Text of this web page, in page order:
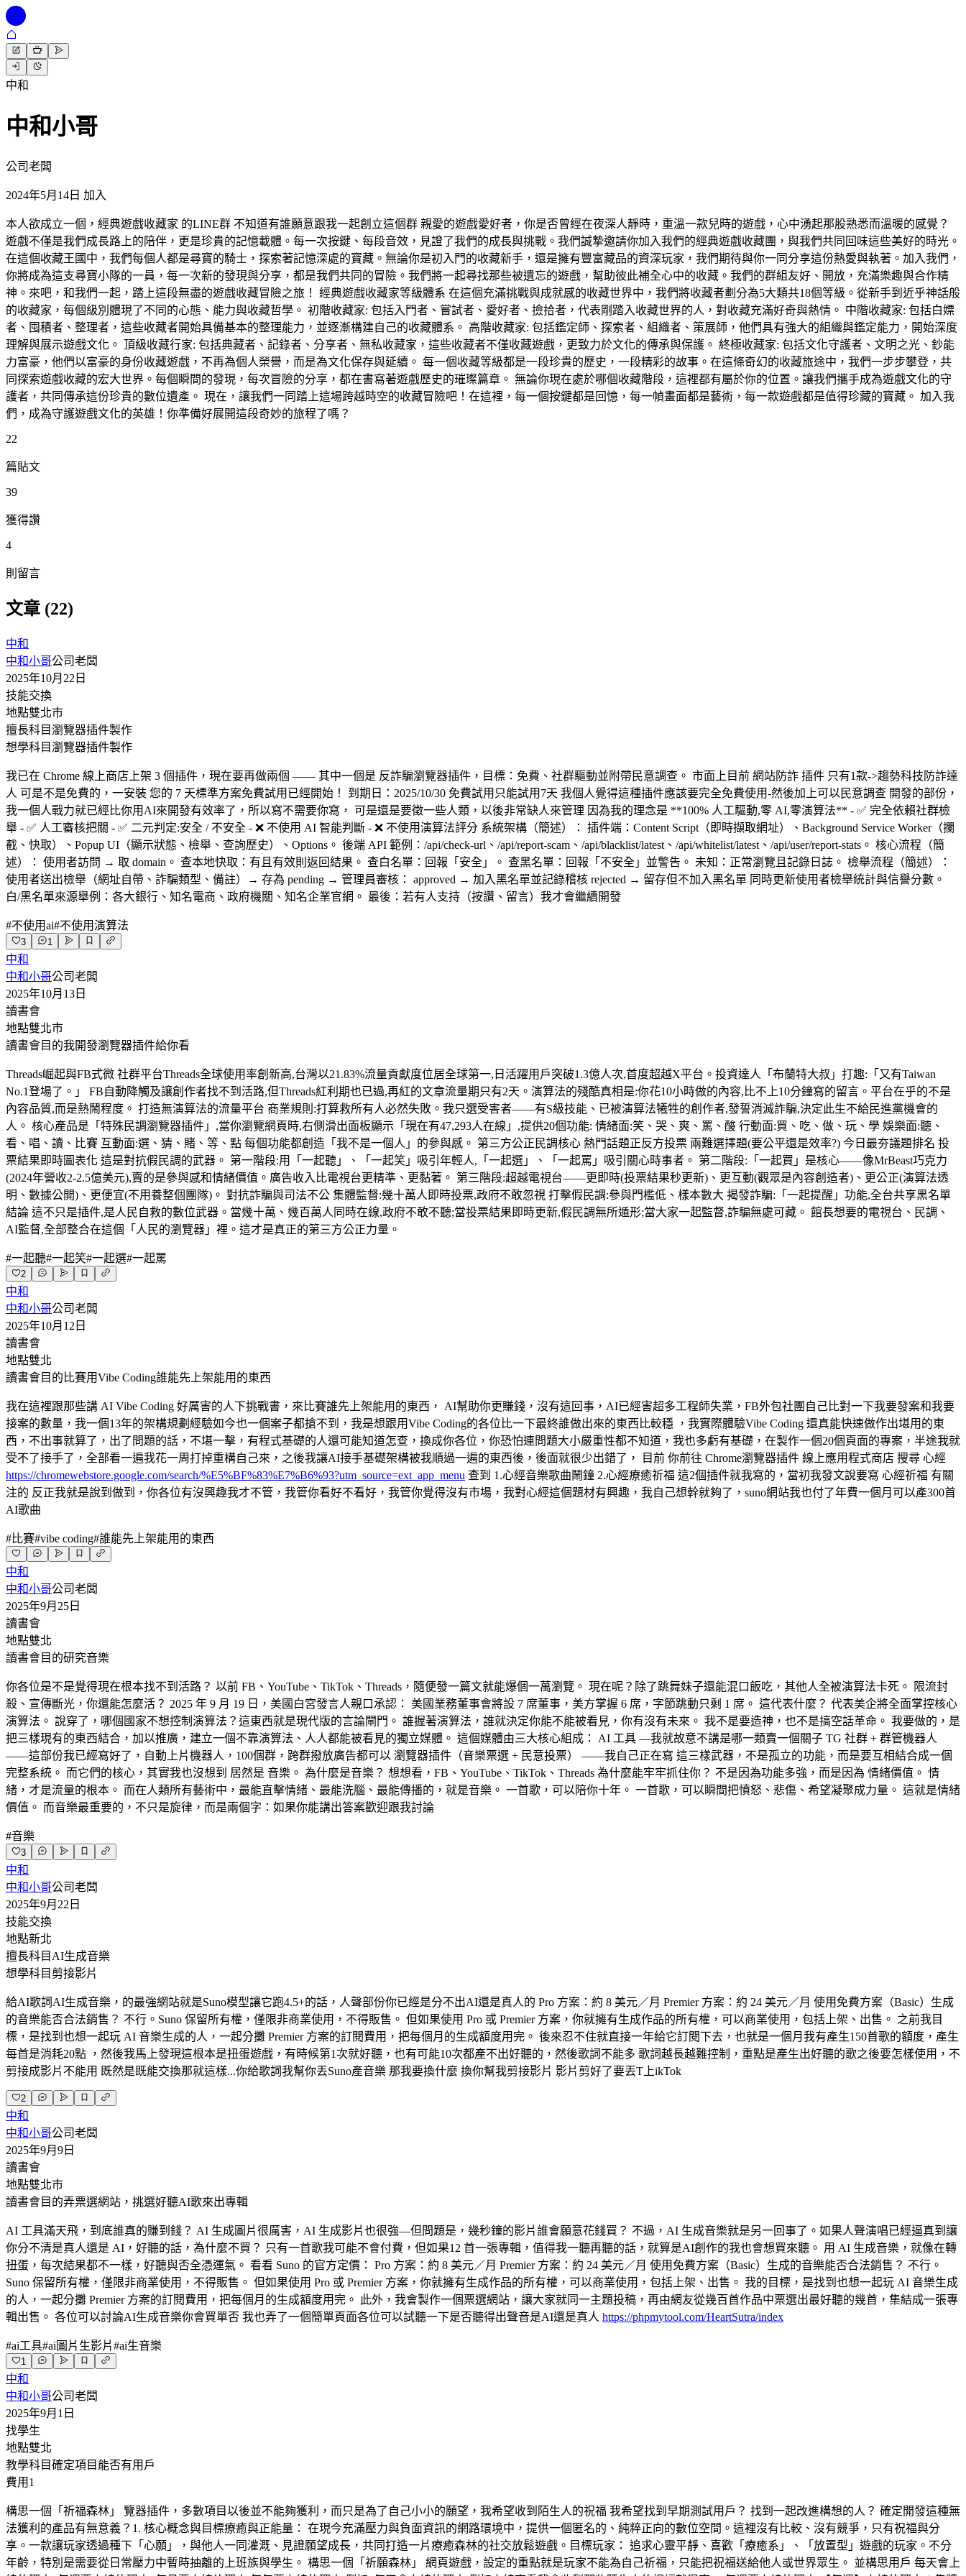
中和
中和小哥
公司老闆
2024年5月14日 加入
本人欲成立一個，經典遊戲收藏家 的LINE群 不知道有誰願意跟我一起創立這個群 親愛的遊戲愛好者，你是否曾經在夜深人靜時，重溫一款兒時的遊戲，心中湧起那股熟悉而溫暖的感覺？
遊戲不僅是我們成長路上的陪伴，更是珍貴的記憶載體。每一次按鍵、每段音效，見證了我們的成長與挑戰。我們誠摯邀請你加入我們的經典遊戲收藏團，與我們共同回味這些美好的時光。
在這個收藏王國中，我們每個人都是尋寶的騎士，探索著記憶深處的寶藏。無論你是初入門的收藏新手，還是擁有豐富藏品的資深玩家，我們期待與你一同分享這份熱愛與執著。加入我們，
你將成為這支尋寶小隊的一員，每一次新的發現與分享，都是我們共同的冒險。我們將一起尋找那些被遺忘的遊戲，幫助彼此補全心中的收藏。我們的群組友好、開放，充滿樂趣與合作精
神。來吧，和我們一起，踏上這段無盡的遊戲收藏冒險之旅！ 經典遊戲收藏家等級體系 在這個充滿挑戰與成就感的收藏世界中，我們將收藏者劃分為5大類共18個等級。從新手到近乎神話般
的收藏家，每個級別體現了不同的心態、能力與收藏哲學。 初階收藏家: 包括入門者、嘗試者、愛好者、撿拾者，代表剛踏入收藏世界的人，對收藏充滿好奇與熱情。 中階收藏家: 包括白嫖
者、囤積者、整理者，這些收藏者開始具備基本的整理能力，並逐漸構建自己的收藏體系。 高階收藏家: 包括鑑定師、探索者、組織者、策展師，他們具有強大的組織與鑑定能力，開始深度
理解與展示遊戲文化。 頂級收藏行家: 包括典藏者、記錄者、分享者、無私收藏家，這些收藏者不僅收藏遊戲，更致力於文化的傳承與保護。 終極收藏家: 包括文化守護者、文明之光、鈔能
力富豪，他們以富豪的身份收藏遊戲，不再為個人榮譽，而是為文化保存與延續。 每一個收藏等級都是一段珍貴的歷史，一段精彩的故事。在這條奇幻的收藏旅途中，我們一步步攀登，共
同探索遊戲收藏的宏大世界。每個瞬間的發現，每次冒險的分享，都在書寫著遊戲歷史的璀璨篇章。 無論你現在處於哪個收藏階段，這裡都有屬於你的位置。讓我們攜手成為遊戲文化的守
護者，共同傳承這份珍貴的數位遺產。 現在，讓我們一同踏上這場跨越時空的收藏冒險吧！在這裡，每一個按鍵都是回憶，每一幀畫面都是藝術，每一款遊戲都是值得珍藏的寶藏。 加入我
們，成為守護遊戲文化的英雄！你準備好展開這段奇妙的旅程了嗎？
22
篇貼文
39
獲得讚
4
則留言
文章 (22)
中和
中和小哥公司老闆
2025年10月22日
技能交換
地點雙北市
擅長科目瀏覽器插件製作
想學科目瀏覽器插件製作
我已在 Chrome 線上商店上架 3 個插件，現在要再做兩個 —— 其中一個是 反詐騙瀏覽器插件，目標：免費、社群驅動並附帶民意調查。 市面上目前 網站防詐 插件 只有1款->趨勢科技防詐達
人 可是不是免費的，一安裝 您的 7 天標準方案免費試用已經開始！ 到期日：2025/10/30 免費試用只能試用7天 我個人覺得這種插件應該要完全免費使用-然後加上可以民意調查 開發的部份，
我一個人戰力就已經比你用AI來開發有效率了，所以寫不需要你寫， 可是還是要徵一些人類，以後非常缺人來管理 因為我的理念是 **100% 人工驅動,零 AI,零演算法** - ✅ 完全依賴社群檢
舉 - ✅ 人工審核把關 - ✅ 二元判定:安全 / 不安全 - ❌ 不使用 AI 智能判斷 - ❌ 不使用演算法評分 系統架構（簡述）： 插件端：Content Script（即時擷取網址）、Background Service Worker（攔
截、快取）、Popup UI（顯示狀態、檢舉、查詢歷史）、Options。 後端 API 範例：/api/check-url、/api/report-scam、/api/blacklist/latest、/api/whitelist/latest、/api/user/report-stats。 核心流程（簡
述）： 使用者訪問 → 取 domain。 查本地快取：有且有效則返回結果。 查白名單：回報「安全」。 查黑名單：回報「不安全」並警告。 未知：正常瀏覽且記錄日誌。 檢舉流程（簡述）：
使用者送出檢舉（網址自帶、詐騙類型、備註）→ 存為 pending → 管理員審核： approved → 加入黑名單並記錄稽核 rejected → 留存但不加入黑名單 同時更新使用者檢舉統計與信譽分數。
白/黑名單來源舉例：各大銀行、知名電商、政府機關、知名企業官網。 最後：若有人支持（按讚、留言）我才會繼續開發
#不使用ai#不使用演算法
3 1
中和
中和小哥公司老闆
2025年10月13日
讀書會
地點雙北市
讀書會目的我開發瀏覽器插件給你看
Threads崛起與FB式微 社群平台Threads全球使用率創新高,台灣以21.83%流量貢獻度位居全球第一,日活躍用戶突破1.3億人次,首度超越X平台。投資達人「布蘭特大叔」打趣:「又有Taiwan
No.1登場了。」 FB自動降觸及讓創作者找不到活路,但Threads紅利期也已過,再紅的文章流量期只有2天。演算法的殘酷真相是:你花10小時做的內容,比不上10分鐘寫的留言。平台在乎的不是
內容品質,而是熱鬧程度。 打造無演算法的流量平台 商業規則:打算救所有人必然失敗。我只選受害者——有S級技能、已被演算法犧牲的創作者,發誓消滅詐騙,決定此生不給民進黨機會的
人。 核心產品是「特殊民調瀏覽器插件」,當你瀏覽網頁時,右側滑出面板顯示「現在有47,293人在線」,提供20個功能: 情緒面:笑、哭、爽、罵、酸 行動面:買、吃、做、玩、學 娛樂面:聽、
看、唱、讀、比賽 互動面:選、猜、賭、等、點 每個功能都創造「我不是一個人」的參與感。 第三方公正民調核心 熱門話題正反方投票 兩難選擇題(要公平還是效率?) 今日最夯議題排名 投
票結果即時圖表化 這是對抗假民調的武器。 第一階段:用「一起聽」、「一起笑」吸引年輕人,「一起選」、「一起罵」吸引關心時事者。 第二階段:「一起買」是核心——像MrBeast巧克力
(2024年營收2-2.5億美元),賣的是參與感和情緒價值。廣告收入比電視台更精準、更黏著。 第三階段:超越電視台——更即時(投票結果秒更新)、更互動(觀眾是內容創造者)、更公正(演算法透
明、數據公開)、更便宜(不用養整個團隊)。 對抗詐騙與司法不公 集體監督:幾十萬人即時投票,政府不敢忽視 打擊假民調:參與門檻低、樣本數大 揭發詐騙:「一起提醒」功能,全台共享黑名單
結論 這不只是插件,是人民自救的數位武器。當幾十萬、幾百萬人同時在線,政府不敢不聽;當投票結果即時更新,假民調無所遁形;當大家一起監督,詐騙無處可藏。 館長想要的電視台、民調、
AI監督,全部整合在這個「人民的瀏覽器」裡。這才是真正的第三方公正力量。
#一起聽#一起笑#一起選#一起罵
2
中和
中和小哥公司老闆
2025年10月12日
讀書會
地點雙北
讀書會目的 比賽用Vibe Coding誰能先上架能用的東西
我在這裡跟那些講 AI Vibe Coding 好厲害的人下挑戰書，來比賽誰先上架能用的東西， AI幫助你更賺錢，沒有這回事，AI已經害超多工程師失業，FB外包社團自己比對一下我要發案和我要
接案的數量，我一個13年的架構規劃經驗如今也一個案子都搶不到，我是想跟用Vibe Coding的各位比一下最終誰做出來的東西比較穩 ，我實際體驗Vibe Coding 還真能快速做作出堪用的東
西，不出事就算了，出了問題的話，不堪一擊，有程式基礎的人還可能知道怎查，換成你各位，你恐怕連問題大小嚴重性都不知道，我也多虧有基礎，在製作一個20個頁面的專案，半途我就
受不了接手了，全部看一遍我花一周打掉重構自己來，之後我讓AI接手基礎架構被我順過一遍的東西後，後面就很少出錯了， 目前 你前往 Chrome瀏覽器插件 線上應用程式商店 搜尋 心經
https://chromewebstore.google.com/search/%E5%BF%83%E7%B6%93?utm_source=ext_app_menu 查到 1.心經音樂歌曲鬧鐘 2.心經療癒祈福 這2個插件就我寫的，當初我發文說要寫 心經祈福 有關
注的 反正我就是說到做到，你各位有沒興趣我才不管，我管你看好不看好，我管你覺得沒有市場，我對心經這個題材有興趣，我自己想幹就夠了，suno網站我也付了年費一個月可以產300首
AI歌曲
#比賽#vibe coding#誰能先上架能用的東西
中和
中和小哥公司老闆
2025年9月25日
讀書會
地點雙北
讀書會目的研究音樂
你各位是不是覺得現在根本找不到活路？ 以前 FB、YouTube、TikTok、Threads，隨便發一篇文就能爆個一萬瀏覽。 現在呢？除了跳舞妹子還能混口飯吃，其他人全被演算法卡死。 限流封
殺、宣傳斷光，你還能怎麼活？ 2025 年 9 月 19 日，美國白宮發言人親口承認： 美國業務董事會將設 7 席董事，美方掌握 6 席，字節跳動只剩 1 席。 這代表什麼？ 代表美企將全面掌控核心
演算法。 說穿了，哪個國家不想控制演算法？這東西就是現代版的言論閘門。 誰握著演算法，誰就決定你能不能被看見，你有沒有未來。 我不是要造神，也不是搞空話革命。 我要做的，是
把三樣現有的東西結合，加以推廣，建立一個不靠演算法、人人都能被看見的獨立媒體。 這個媒體由三大核心組成： AI 工具 —我就故意不講是哪一類賣一個關子 TG 社群 + 群管機器人
——這部份我已經寫好了，自動上片機器人，100個群，跨群撥放廣告都可以 瀏覽器插件（音樂票選 + 民意投票） ——我自己正在寫 這三樣武器，不是孤立的功能，而是要互相結合成一個
完整系統。 而它們的核心，其實我也沒想到 居然是 音樂。 為什麼是音樂？ 想想看，FB、YouTube、TikTok、Threads 為什麼能牢牢抓住你？ 不是因為功能多強，而是因為 情緒價值。 情
緒，才是流量的根本。 而在人類所有藝術中，最能直擊情緒、最能洗腦、最能傳播的，就是音樂。 一首歌，可以陪你十年。 一首歌，可以瞬間把憤怒、悲傷、希望凝聚成力量。 這就是情緒
價值。 而音樂最重要的，不只是旋律，而是兩個字：如果你能講出答案歡迎跟我討論
#音樂
3
中和
中和小哥公司老闆
2025年9月22日
技能交換
地點新北
擅長科目 AI生成音樂
想學科目 剪接影片
給AI歌詞AI生成音樂，的最強網站就是Suno模型讓它跑4.5+的話，人聲部份你已經是分不出AI還是真人的 Pro 方案：約 8 美元／月 Premier 方案：約 24 美元／月 使用免費方案（Basic）生成
的音樂能否合法銷售？ 不行。Suno 保留所有權，僅限非商業使用，不得販售。 但如果使用 Pro 或 Premier 方案，你就擁有生成作品的所有權，可以商業使用，包括上架、出售。 之前我目
標，是找到也想一起玩 AI 音樂生成的人，一起分攤 Premier 方案的訂閱費用，把每個月的生成額度用完。 後來忍不住就直接一年給它訂閱下去，也就是一個月我有產生150首歌的額度，產生
每首是消耗20點 ，然後我馬上發現這根本是扭蛋遊戲，有時候第1次就好聽，也有可能10次都產不出好聽的，然後歌詞不能多 歌詞越長越難控制，重點是產生出好聽的歌之後要怎樣使用，不
剪接成影片不能用 既然是既能交換那就這樣...你給歌詞我幫你丟Suno產音樂 那我要換什麼 換你幫我剪接影片 影片剪好了要丟T上ikTok
2
中和
中和小哥公司老闆
2025年9月9日
讀書會
地點雙北市
讀書會目的弄票選網站，挑選好聽AI歌來出專輯
AI 工具滿天飛，到底誰真的賺到錢？ AI 生成圖片很厲害，AI 生成影片也很強—但問題是，幾秒鐘的影片誰會願意花錢買？ 不過，AI 生成音樂就是另一回事了。如果人聲演唱已經逼真到讓
你分不清是真人還是 AI，好聽的話，為什麼不買？ 只有一首歌我可能不會付費，但如果12 首一張專輯，值得我一聽再聽的話，就算是AI創作的我也會想買來聽。 用 AI 生成音樂，就像在轉
扭蛋，每次結果都不一樣，好聽與否全憑運氣。 看看 Suno 的官方定價： Pro 方案：約 8 美元／月 Premier 方案：約 24 美元／月 使用免費方案（Basic）生成的音樂能否合法銷售？ 不行。
Suno 保留所有權，僅限非商業使用，不得販售。 但如果使用 Pro 或 Premier 方案，你就擁有生成作品的所有權，可以商業使用，包括上架、出售。 我的目標，是找到也想一起玩 AI 音樂生成
的人，一起分攤 Premier 方案的訂閱費用，把每個月的生成額度用完。 此外，我會製作一個票選網站，讓大家就同一主題投稿，再由網友從幾百首作品中票選出最好聽的幾首，集結成一張專
輯出售。 各位可以討論AI生成音樂你會買單否 我也弄了一個簡單頁面各位可以試聽一下是否聽得出聲音是AI還是真人 https://phpmytool.com/HeartSutra/index
#ai工具#ai圖片生影片#ai生音樂
1
中和
中和小哥公司老闆
2025年9月1日
找學生
地點雙北
教學科目確定項目能否有用戶
費用 1
構思一個「祈福森林」 覽器插件，多數項目以後並不能夠獲利，而只是為了自己小小的願望，我希望收到陌生人的祝福 我希望找到早期測試用戶？ 找到一起改進構想的人？ 確定開發這種無
法獲利的產品有無意義？ ​1. 核心概念與目標 ​療癒與正能量： 在現今充滿壓力與負面資訊的網路環境中，提供一個匿名的、純粹正向的數位空間。這裡沒有比較、沒有競爭，只有祝福與分
享。一款讓玩家透過種下「心願」，與他人一同灌溉、見證願望成長，共同打造一片療癒森林的社交放鬆遊戲。 ​目標玩家： 追求心靈平靜、喜歡「療癒系」、「放置型」遊戲的玩家。不分
年齡，特別是需要從日常壓力中暫時抽離的上班族與學生。 構思一個「祈願森林」 網頁遊戲，設定的重點就是玩家不能為自己祈福，只能把祝福送給他人或世界眾生。 並構思用戶 每天會上